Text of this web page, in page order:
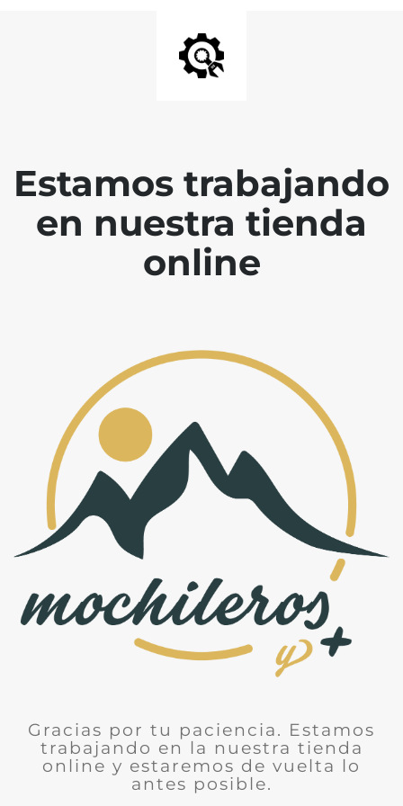
Estamos trabajando
en nuestra tienda
online
Gracias por tu paciencia. Estamos
trabajando en la nuestra tienda
online y estaremos de vuelta lo
antes posible.